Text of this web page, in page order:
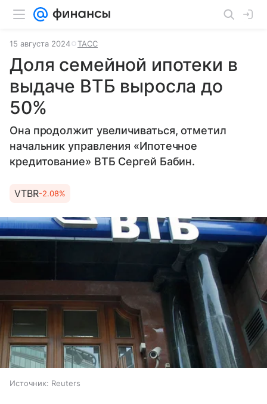
15 августа 2024 ТАСС
Доля семейной ипотеки в
выдаче ВТБ выросла до
50%
Она продолжит увеличиваться, отметил
начальник управления «Ипотечное
кредитование» ВТБ Сергей Бабин.
VTBR-2.08%
Источник: Reuters